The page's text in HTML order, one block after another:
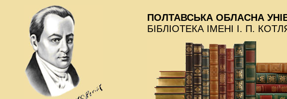
ПОЛТАВСЬКА ОБЛАСНА
БІБЛІОТЕКА ІМЕНІ І. П.